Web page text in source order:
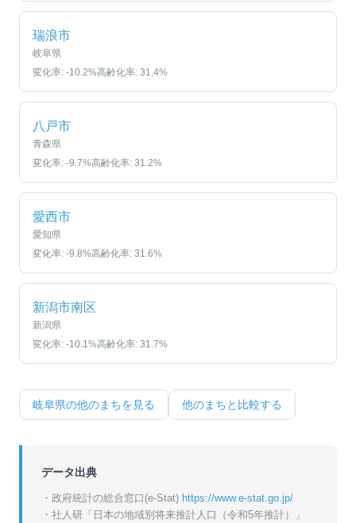
瑞浪市
岐阜県
変化率: -10.2%高齢化率: 31.4%
八戸市
青森県
変化率: -9.7%高齢化率: 31.2%
愛西市
愛知県
変化率: -9.8%高齢化率: 31.6%
新潟市南区
新潟県
変化率: -10.1%高齢化率: 31.7%
岐阜県の他のまちを見る 他のまちと比較する
データ出典
・政府統計の総合窓口(e-Stat) https://www.e-stat.go.jp/
・ 社人研「日本の地域別将来推計人口（令和5年推計）」